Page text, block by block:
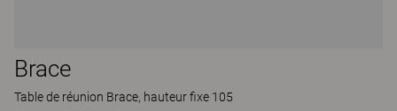
Brace
Table de réunion Brace, hauteur fixe 105